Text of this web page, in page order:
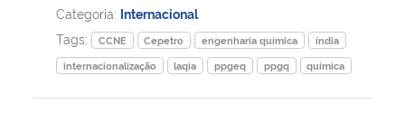
Categoria: Internacional
Tags:
CCNE Cepetro engenharia química
índia
internacionalização
laqia ppgeq ppgq química